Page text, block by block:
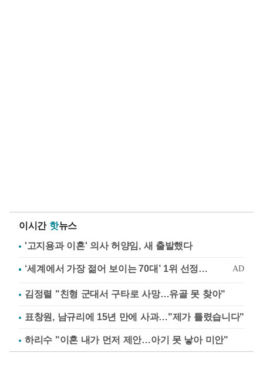
이시간 핫뉴스
'고지용과 이혼' 의사 허양임, 새 출발했다
김정렬 "친형 군대서 구타로 사망…유골 못 찾아"
표창원, 남규리에 15년 만에 사과…"제가 틀렸습니다"
하리수 "이혼 내가 먼저 제안…아기 못 낳아 미안"